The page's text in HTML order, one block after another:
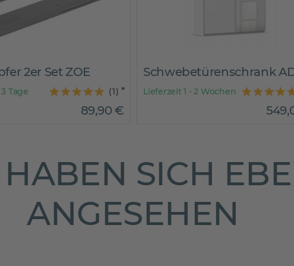
Wochen (1)
549,00€
Einlegeboden ZOE
Lieferzeit 1 - 3 Tage
24,
SICH
ANGESEHEN